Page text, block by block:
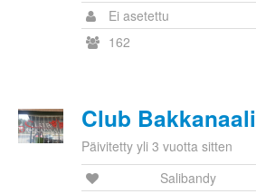
Ei asetettu
162
Club Bakkanaali
Päivitetty yli 3 vuotta sitten
Salibandy